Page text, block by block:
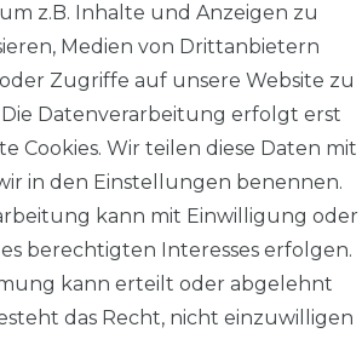
z.B. Inhalte und Anzeigen zu
Medien von Drittanbietern
Zugriffe auf unsere Website zu
Die Datenverarbeitung erfolgt erst
Cookies. Wir teilen diese Daten mit
in den Einstellungen benennen.
kann mit Einwilligung oder
berechtigten Interesses erfolgen.
kann erteilt oder abgelehnt
das Recht, nicht einzuwilligen